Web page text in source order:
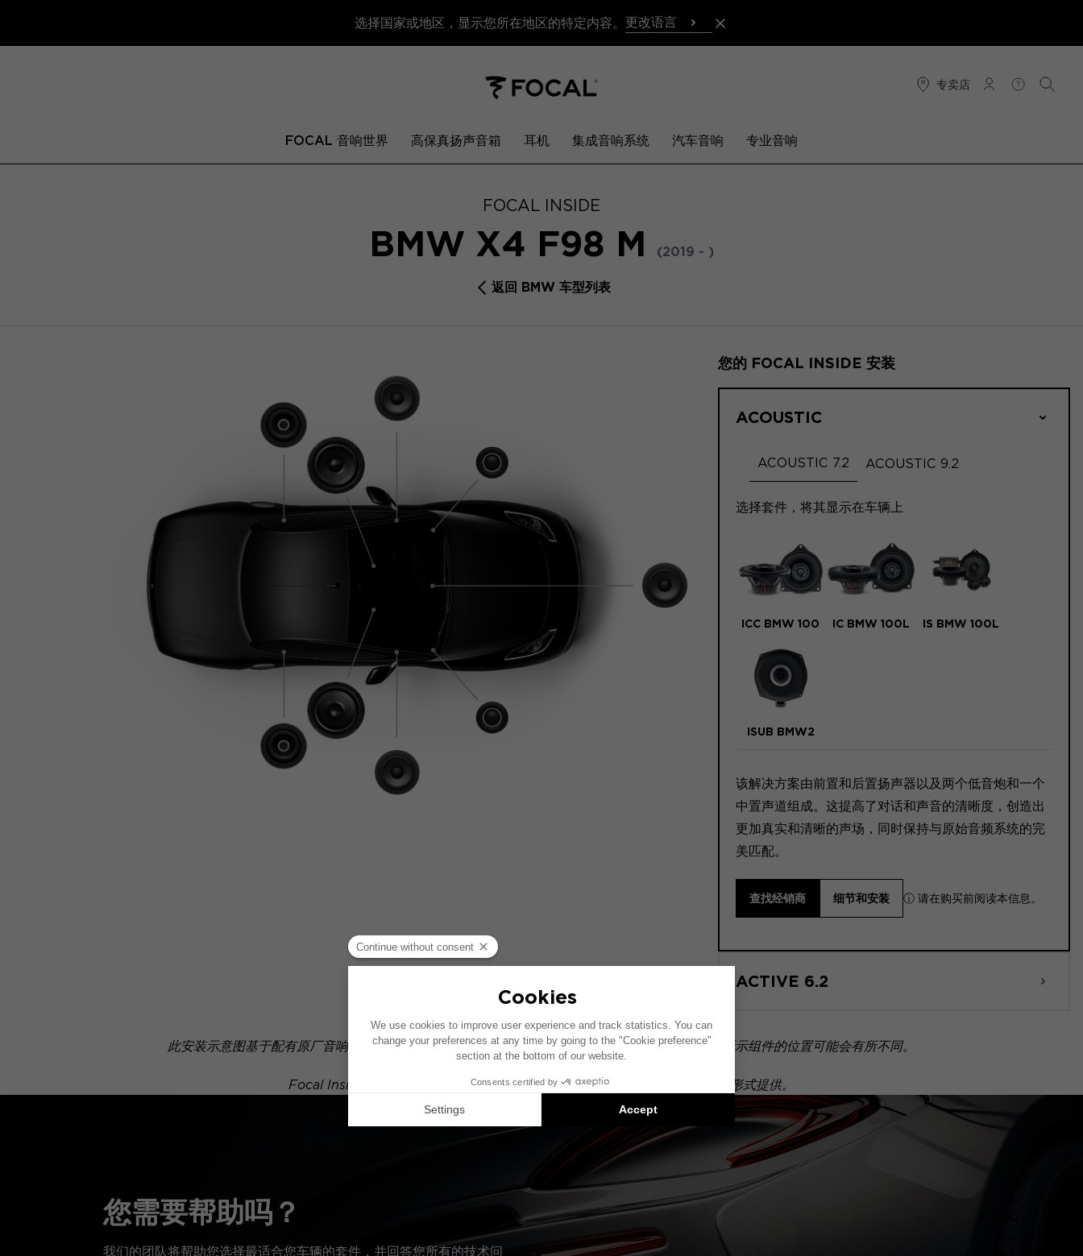
选择国家或地区，显示您所在地区的特定内容。 更改语言
专卖店
连接 帮助 搜索
FOCAL 音响世界 高保真扬声音箱 耳机 集成音响系统 汽车音响 专业音响
FOCAL INSIDE
BMW X4 F98 M (2019 - )
返回 BMW 车型列表
您的 FOCAL INSIDE 安装
ACOUSTIC
ACOUSTIC 7.2 ACOUSTIC 9.2
选择套件，将其显示在车辆上
ICC BMW 100 IC BMW 100L IS BMW 100L
ISUB BMW2
该解决方案由前置和后置扬声器以及两个低音炮和一个
中置声道组成。这提高了对话和声音的清晰度，创造出
更加真实和清晰的声场，同时保持与原始音频系统的完
美匹配。
查找经销商 细节和安装 ⓘ 请在购买前阅读本信息。
ACTIVE 6.2
此安装示意图基于配有原厂音响系统的车辆绘制。如果您的车辆配有特定的高保真选装配置，图中所示组件的位置可能会有所不同。
Focal Inside 安装方案是兼容产品的推荐：每个组件均单独销售，并非以套装形式提供。
您需要帮助吗？
我们的团队将帮助您选择最适合您车辆的套件，并回答您所有的技术问